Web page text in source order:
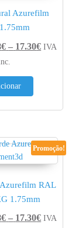
17.30€
Azurefilm
€ – 17.30€Price
IVA
17.30€
Promoção!
RAL
1.75mm
€ – 17.30€Price
IVA